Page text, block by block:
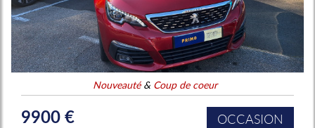
Nouveauté& Coup de coeur
9900 € OCCASION